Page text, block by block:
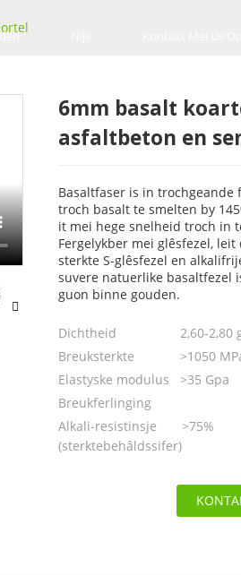
Loading...
Loading...
6mm basalt
asfaltbeton en
Basaltfaser is in trochgeande
troch basalt te smelten by
it mei hege snelheid troch in
Fergelykber mei glêsfezel,
sterkte S-glêsfezel en
suvere natuerlike basaltfezel
guon binne gouden.
Dichtheid
2,60-2,80
Breuksterkte
>1050
Elastyske modulus
>35 Gpa
Breukferlinging
Alkali-resistinsje
(sterktebehâldssifer)
>75%